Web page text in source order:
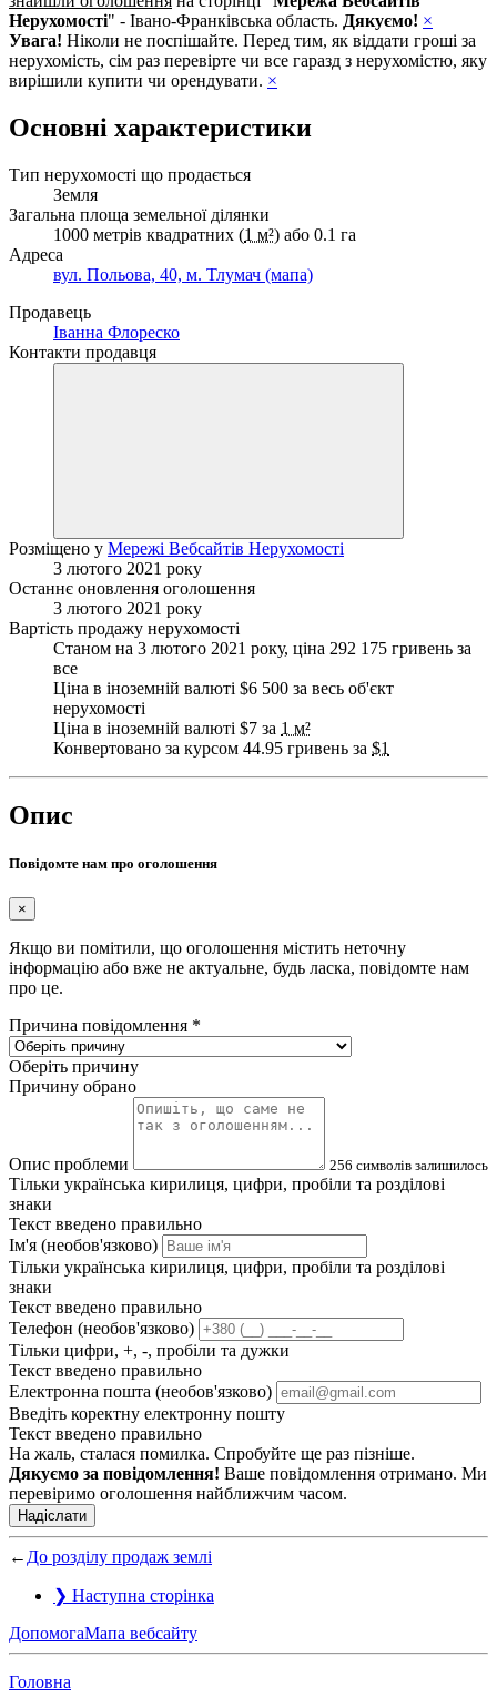
Нерухомості" - Івано-Франківська область. Дякуємо! ×
Увага! Ніколи не поспішайте. Перед тим, як віддати гроші за
нерухомість, сім раз перевірте чи все гаразд з нерухомістю, яку
вирішили купити чи орендувати. ×
Основні характеристики
Тип нерухомості що продається
Земля
Загальна площа земельної ділянки
1000 метрів квадратних (1 м²) або 0.1 га
Адреса
вул. Польова, 40, м. Тлумач (мапа)
Продавець
Іванна Флореско
Контакти продавця
Розміщено у Мережі Вебсайтів Нерухомості
3 лютого 2021 року
Останнє оновлення оголошення
3 лютого 2021 року
Вартість продажу нерухомості
Станом на 3 лютого 2021 року, ціна 292 175 гривень за
все
Ціна в іноземній валюті $6 500 за весь об'єкт
нерухомості
Ціна в іноземній валюті $7 за 1 м²
Конвертовано за курсом 44.95 гривень за $1
Опис
Повідомте нам про оголошення
×
Якщо ви помітили, що оголошення містить неточну
інформацію або вже не актуальне, будь ласка, повідомте нам
про це.
Причина повідомлення *
Оберіть причину
Причину обрано
Опис проблеми 256 символів залишилось
Тільки українська кирилиця, цифри, пробіли та розділові
знаки
Текст введено правильно
Ім'я (необов'язково)
Тільки українська кирилиця, цифри, пробіли та розділові
знаки
Текст введено правильно
Телефон (необов'язково)
Тільки цифри, +, -, пробіли та дужки
Текст введено правильно
Електронна пошта (необов'язково)
Введіть коректну електронну пошту
Текст введено правильно
На жаль, сталася помилка. Спробуйте ще раз пізніше.
Дякуємо за повідомлення! Ваше повідомлення отримано. Ми
перевіримо оголошення найближчим часом.
Надіслати
← До розділу продаж землі
❯ Наступна сторінка
ДопомогаМапа вебсайту
Головна